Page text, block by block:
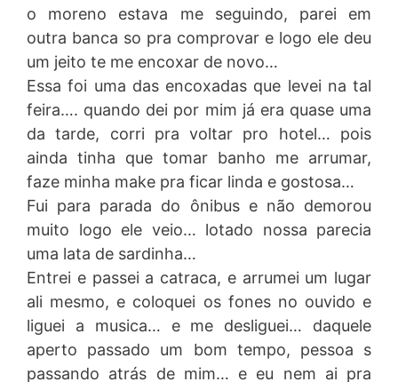
o moreno estava me seguindo, parei em
outra banca so pra comprovar e logo ele deu
um jeito te me encoxar de novo…
Essa foi uma das encoxadas que levei na tal
feira…. quando dei por mim já era quase uma
da tarde, corri pra voltar pro hotel… pois
ainda tinha que tomar banho me arrumar,
faze minha make pra ficar linda e gostosa…
Fui para parada do ônibus e não demorou
muito logo ele veio… lotado nossa parecia
uma lata de sardinha…
Entrei e passei a catraca, e arrumei um lugar
ali mesmo, e coloquei os fones no ouvido e
liguei a musica… e me desliguei… daquele
aperto passado um bom tempo, pessoa s
passando atrás de mim… e eu nem ai pra